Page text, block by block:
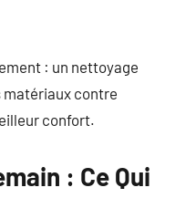
: un nettoyage
contre
confort.
: Ce Qui